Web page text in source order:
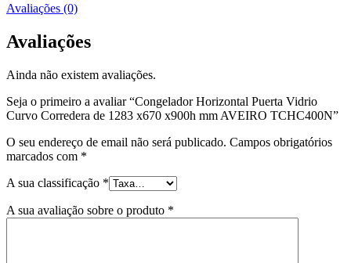
Avaliações (0)
Avaliações
Ainda não existem avaliações.
Seja o primeiro a avaliar “Congelador Horizontal Puerta Vidrio
Curvo Corredera de 1283 x670 x900h mm AVEIRO TCHC400N”
O seu endereço de email não será publicado. Campos obrigatórios
marcados com *
A sua classificação *
A sua avaliação sobre o produto *